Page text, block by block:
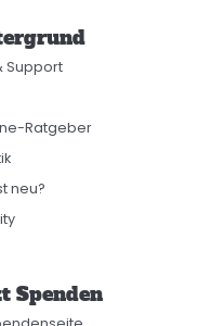
Support
Ratgeber
neu?
Spenden